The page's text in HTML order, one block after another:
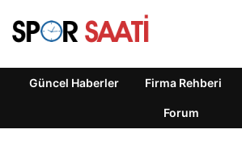
Güncel Haberler Firma Rehberi
Forum